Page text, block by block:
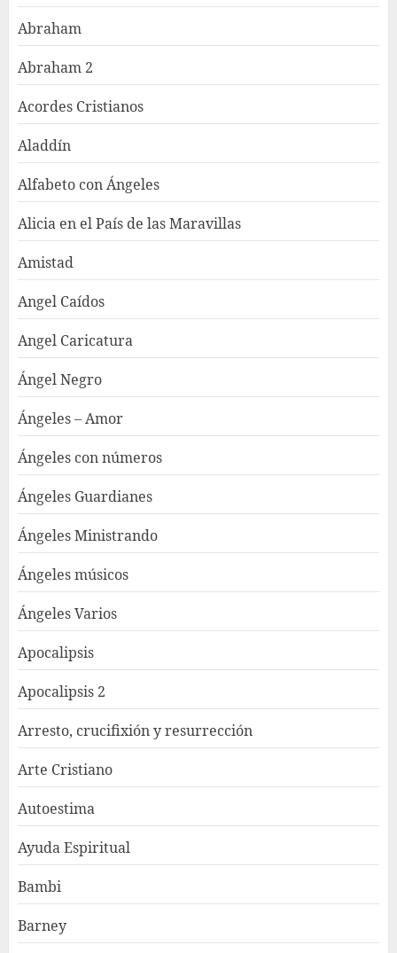
Abraham
Abraham 2
Acordes Cristianos
Aladdín
Alfabeto con Ángeles
Alicia en el País de las Maravillas
Amistad
Angel Caídos
Angel Caricatura
Ángel Negro
Ángeles – Amor
Ángeles con números
Ángeles Guardianes
Ángeles Ministrando
Ángeles músicos
Ángeles Varios
Apocalipsis
Apocalipsis 2
Arresto, crucifixión y resurrección
Arte Cristiano
Autoestima
Ayuda Espiritual
Bambi
Barney